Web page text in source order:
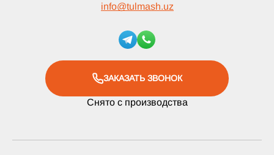
info@tulmash.uz
ЗАКАЗАТЬ ЗВОНОК
Снято с производства